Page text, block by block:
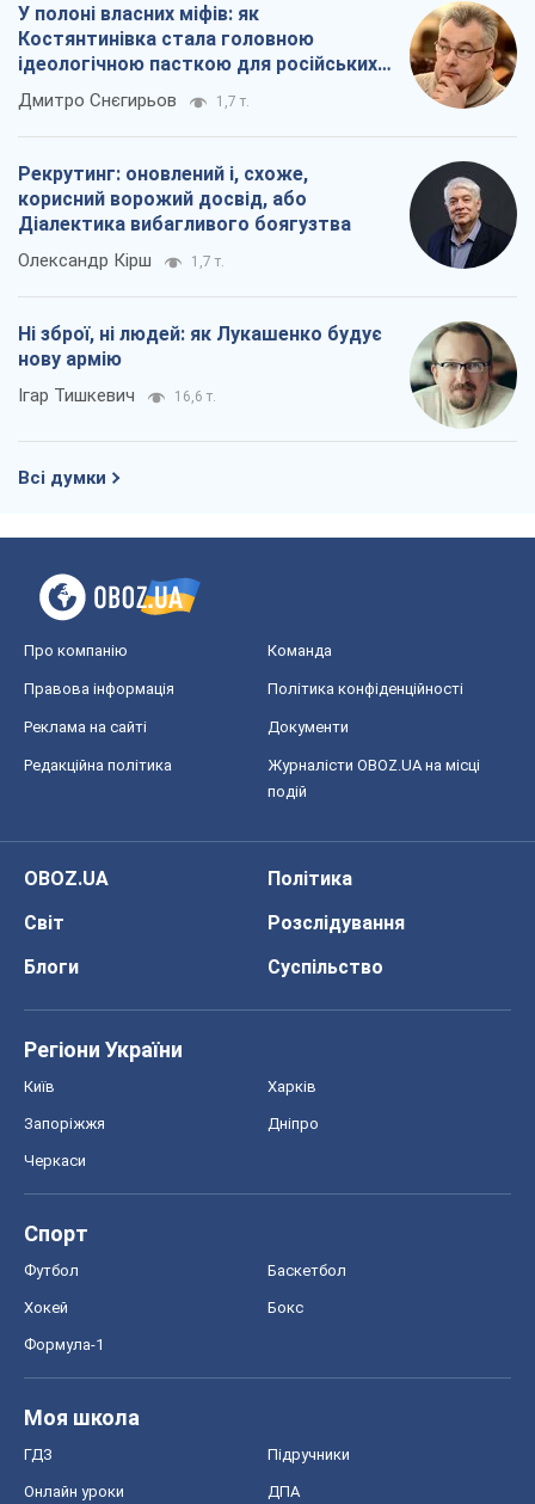
У полоні власних міфів: як
Костянтинівка стала головною
ідеологічною пасткою для російських
окупантів
Дмитро Снєгирьов 1,7 т.
Рекрутинг: оновлений і, схоже,
корисний ворожий досвід, або
Діалектика вибагливого боягузтва
Олександр Кірш 1,7 т.
Ні зброї, ні людей: як Лукашенко будує
нову армію
Ігар Тишкевич 16,6 т.
Всі думки
Про компанію Команда
Правова інформація Політика конфіденційності
Реклама на сайті Документи
Редакційна політика
Журналісти OBOZ.UA на місці
подій
OBOZ.UA
Політика
Світ
Розслідування
Блоги
Суспільство
Регіони України
Київ Харків
Запоріжжя Дніпро
Черкаси
Спорт
Футбол Баскетбол
Хокей Бокс
Формула-1
Моя школа
ГДЗ Підручники
Онлайн уроки ДПА